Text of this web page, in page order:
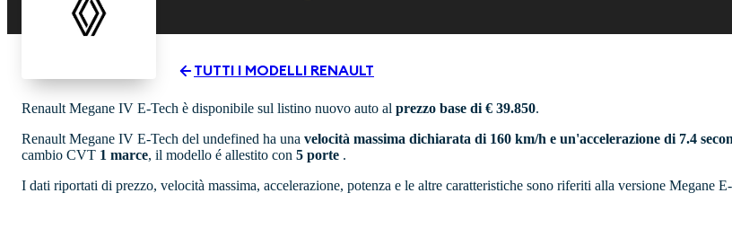
TUTTI I MODELLI RENAULT
Renault Megane IV E-Tech è disponibile sul listino nuovo auto al prezzo base di € 39.850.
Renault Megane IV E-Tech del undefined ha una velocità massima dichiarata di 160 km/h e un'accelerazione di 7.4
cambio CVT 1 marce, il modello é allestito con 5 porte .
I dati riportati di prezzo, velocità massima, accelerazione, potenza e le altre caratteristiche sono riferiti alla versione Megane